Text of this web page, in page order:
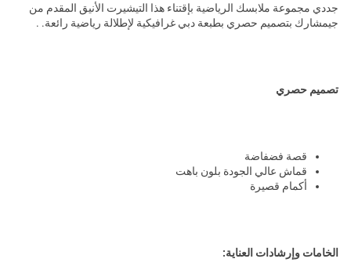
جددي مجموعة ملابسك الرياضية بإقتناء هذا التيشيرت الأنيق المقدم من
جيمشارك بتصميم حصري بطبعة دبي غرافيكية لإطلالة رياضية رائعة. .
تصميم حصري
قصة فضفاضة
قماش عالي الجودة بلون باهت
أكمام قصيرة
الخامات وإرشادات العناية: